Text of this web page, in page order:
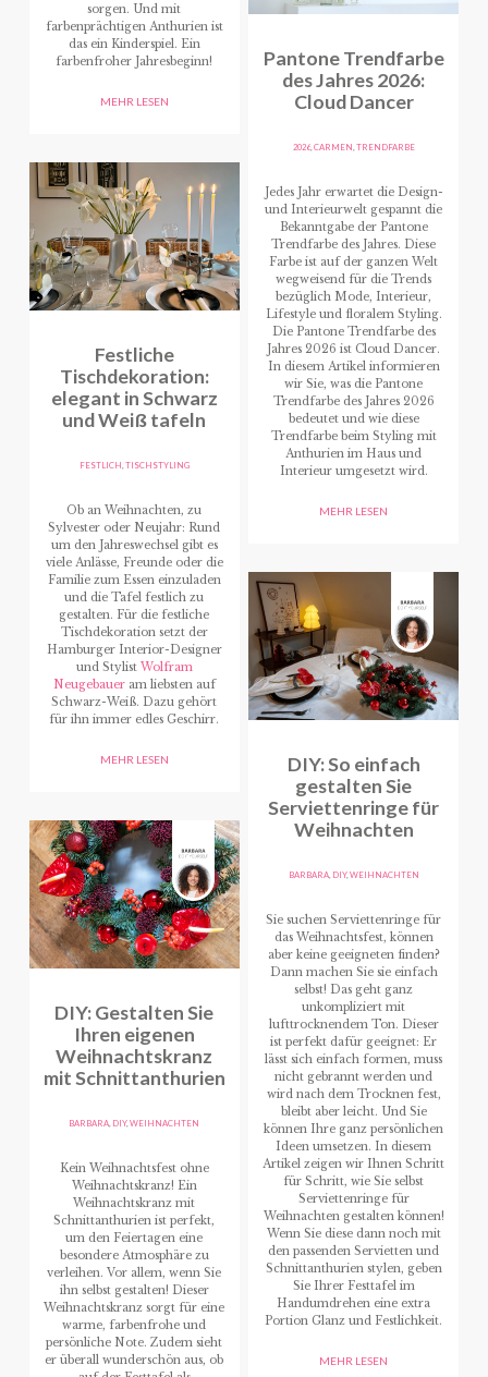
sorgen. Und mit
farbenprächtigen Anthurien ist
das ein Kinderspiel. Ein
farbenfroher Jahresbeginn!
MEHR LESEN
Festliche
Tischdekoration:
elegant in Schwarz
und Weiß tafeln
FESTLICH TISCHSTYLING
Ob an Weihnachten, zu
Sylvester oder Neujahr: Rund
um den Jahreswechsel gibt es
viele Anlässe, Freunde oder die
Familie zum Essen einzuladen
und die Tafel festlich zu
gestalten. Für die festliche
Tischdekoration setzt der
Hamburger Interior-Designer
und Stylist Wolfram
Neugebaueram liebsten auf
Schwarz-Weiß. Dazu gehört
für ihn immer edles Geschirr.
MEHR LESEN
DIY: Gestalten Sie
Ihren eigenen
Weihnachtskranz
mit Schnittanthurien
BARBARA DIY,WEIHNACHTEN
Kein Weihnachtsfest ohne
Weihnachtskranz! Ein
Weihnachtskranz mit
Schnittanthurien ist perfekt,
um den Feiertagen eine
besondere Atmosphäre zu
verleihen. Vor allem, wenn Sie
ihn selbst gestalten! Dieser
Weihnachtskranz sorgt für eine
warme, farbenfrohe und
persönliche Note. Zudem sieht
er überall wunderschön aus, ob
Pantone Trendfarbe
des Jahres 2026:
Cloud Dancer
2026, CARMEN TRENDFARBE
Jedes Jahr erwartet die Design-
und Interieurwelt gespannt die
Bekanntgabe der Pantone
Trendfarbe des Jahres. Diese
Farbe ist auf der ganzen Welt
wegweisend für die Trends
bezüglich Mode, Interieur,
Lifestyle und floralem Styling.
Die Pantone Trendfarbe des
Jahres 2026 ist Cloud Dancer.
In diesem Artikel informieren
wir Sie, was die Pantone
Trendfarbe des Jahres 2026
bedeutet und wie diese
Trendfarbe beim Styling mit
Anthurien im Haus und
Interieur umgesetzt wird.
MEHR LESEN
DIY: So einfach
gestalten Sie
Serviettenringe für
Weihnachten
BARBARA, DIY, WEIHNACHTEN
Sie suchen Serviettenringe für
das Weihnachtsfest, können
aber keine geeigneten finden?
Dann machen Sie sie einfach
selbst! Das geht ganz
unkompliziert mit
lufttrocknendem Ton. Dieser
ist perfekt dafür geeignet: Er
lässt sich einfach formen, muss
nicht gebrannt werden und
wird nach dem Trocknen fest,
bleibt aber leicht. Und Sie
können Ihre ganz persönlichen
Ideen umsetzen. In diesem
Artikel zeigen wir Ihnen Schritt
für Schritt, wie Sie selbst
Serviettenringe für
Weihnachten gestalten können!
Wenn Sie diese dann noch mit
den passenden Servietten und
Schnittanthurien stylen, geben
Sie Ihrer Festtafel im
Handumdrehen eine extra
Portion Glanz und Festlichkeit.
MEHR LESEN